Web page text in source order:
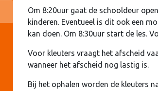
Om 8:20uur gaat de schooldeur
kinderen. Eventueel is dit ook een
kan doen. Om 8:30uur start de les.
Voor kleuters vraagt het afscheid
wanneer het afscheid nog lastig is.
Bij het ophalen worden de kleuters